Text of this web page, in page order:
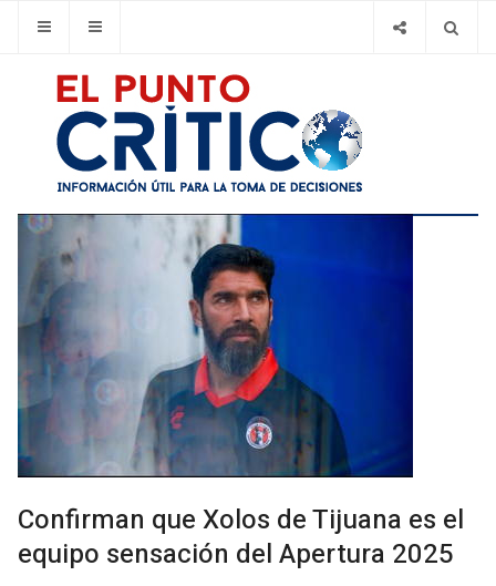
Confirman que Xolos de Tijuana es el
equipo sensación del Apertura 2025